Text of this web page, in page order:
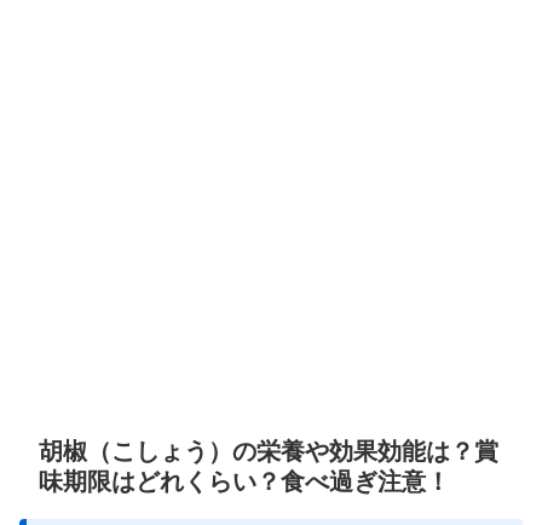
胡椒（こしょう）の栄養や効果効能は？賞
味期限はどれくらい？食べ過ぎ注意！